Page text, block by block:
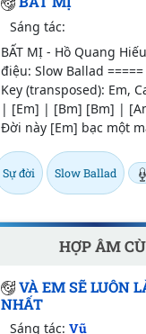
Sáng tác:
BẤT MỊ - Hồ Quang
điệu: Slow Ballad
Key (transposed): Em,
| [Em] | [Bm] [Bm] |
Đời này [Em] bạc một
Sự đời Slow Ballad
HỢP ÂM
VÀ EM SẼ LUÔN
NHẤT
Sáng tác:Vũ